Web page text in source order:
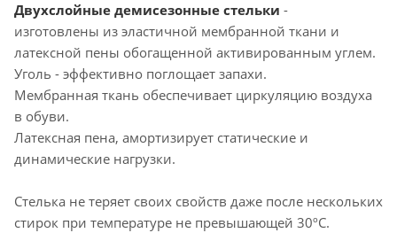
Двухслойные демисезонные стельки -
изготовлены из эластичной мембранной ткани и
латексной пены обогащенной активированным углем.
Уголь - эффективно поглощает запахи.
Мембранная ткань обеспечивает циркуляцию воздуха
в обуви.
Латексная пена, амортизирует статические и
динамические нагрузки.
Стелька не теряет своих свойств даже после нескольких
стирок при температуре не превышающей 30ºC.